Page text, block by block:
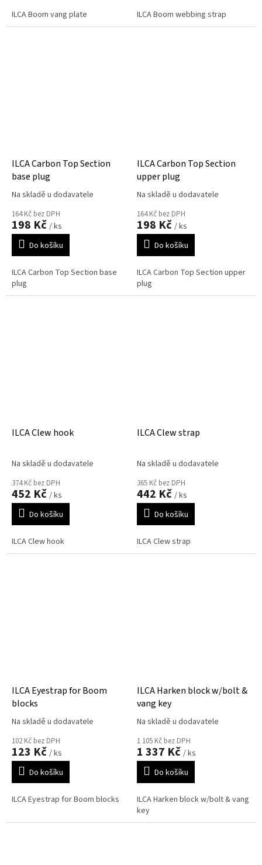
ILCA Boom vang plate ILCA Boom webbing strap
ILCA Carbon Top Section
base plug
Na skladě u dodavatele
164 Kč bez DPH
198 Kč / ks
Do košíku
ILCA Carbon Top Section base
plug
ILCA Carbon Top Section
upper plug
Na skladě u dodavatele
164 Kč bez DPH
198 Kč / ks
Do košíku
ILCA Carbon Top Section upper
plug
ILCA Clew hook
Na skladě u dodavatele
374 Kč bez DPH
452 Kč / ks
Do košíku
ILCA Clew hook
ILCA Clew strap
Na skladě u dodavatele
365 Kč bez DPH
442 Kč / ks
Do košíku
ILCA Clew strap
ILCA Eyestrap for Boom
blocks
Na skladě u dodavatele
102 Kč bez DPH
123 Kč / ks
Do košíku
ILCA Eyestrap for Boom blocks
ILCA Harken block w/bolt &
vang key
Na skladě u dodavatele
1 105 Kč bez DPH
1 337 Kč / ks
Do košíku
ILCA Harken block w/bolt & vang
key